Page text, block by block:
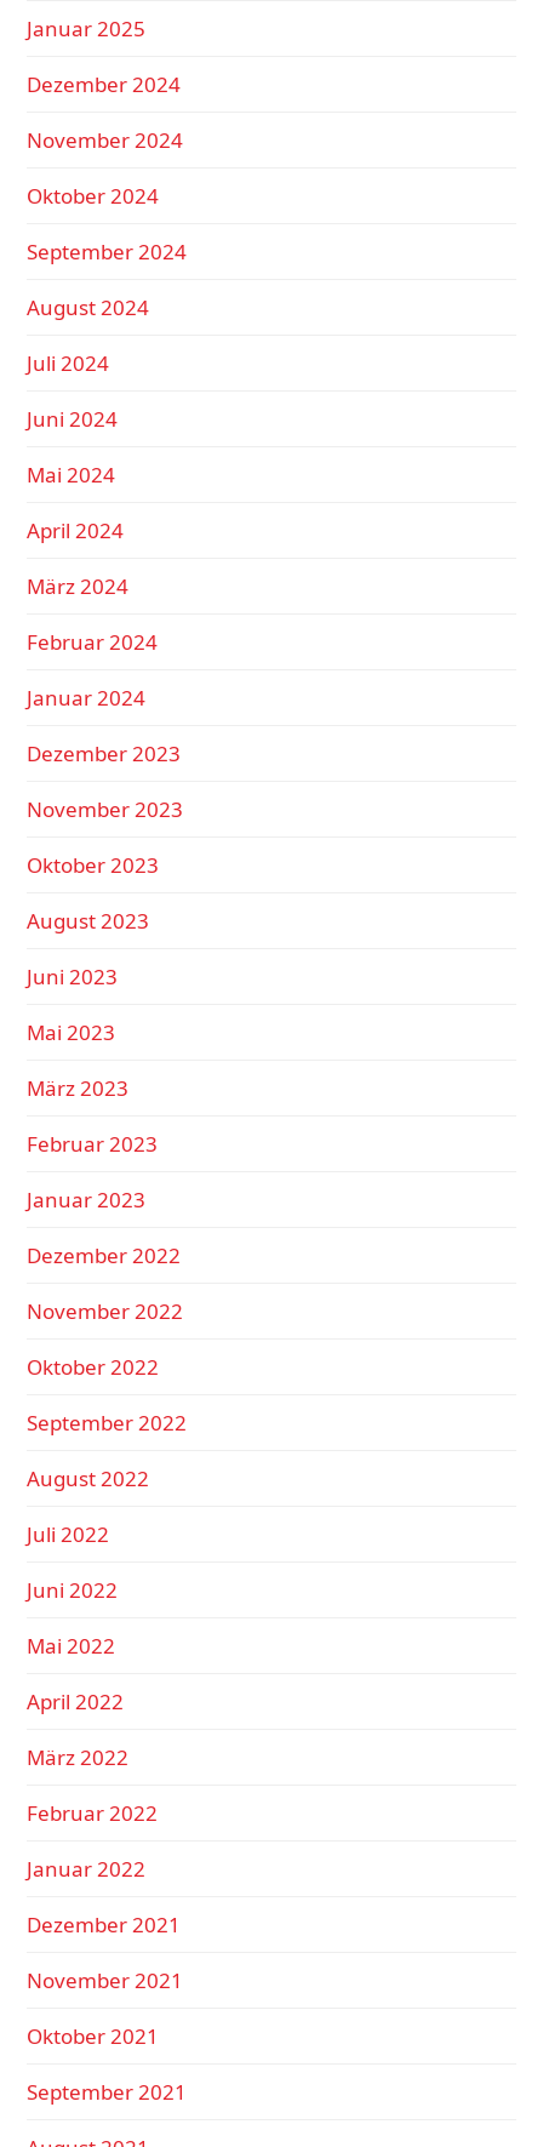
Januar 2025
Dezember 2024
November 2024
Oktober 2024
September 2024
August 2024
Juli 2024
Juni 2024
Mai 2024
April 2024
März 2024
Februar 2024
Januar 2024
Dezember 2023
November 2023
Oktober 2023
August 2023
Juni 2023
Mai 2023
März 2023
Februar 2023
Januar 2023
Dezember 2022
November 2022
Oktober 2022
September 2022
August 2022
Juli 2022
Juni 2022
Mai 2022
April 2022
März 2022
Februar 2022
Januar 2022
Dezember 2021
November 2021
Oktober 2021
September 2021